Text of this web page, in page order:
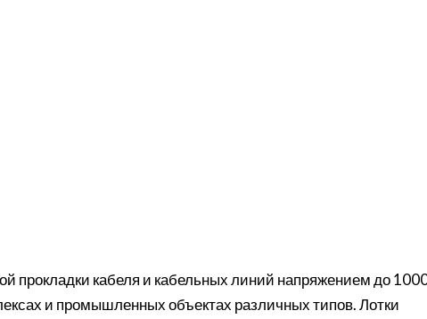
прокладки кабеля и кабельных линий напряжением до
и промышленных объектах различных типов. Лотки